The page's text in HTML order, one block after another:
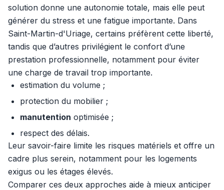
solution donne une autonomie totale, mais elle peut
générer du stress et une fatigue importante. Dans
Saint-Martin-d'Uriage, certains préfèrent cette liberté,
tandis que d’autres privilégient le confort d’une
prestation professionnelle, notamment pour éviter
une charge de travail trop importante.
estimation du volume ;
protection du mobilier ;
manutention optimisée ;
respect des délais.
Leur savoir-faire limite les risques matériels et offre un
cadre plus serein, notamment pour les logements
exigus ou les étages élevés.
Comparer ces deux approches aide à mieux anticiper